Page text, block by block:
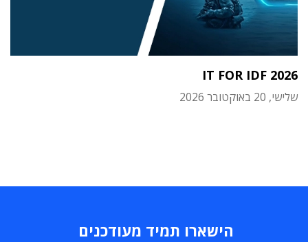
IT FOR IDF 2026
שלישי, 20 באוקטובר 2026
הישארו תמיד מעודכנים